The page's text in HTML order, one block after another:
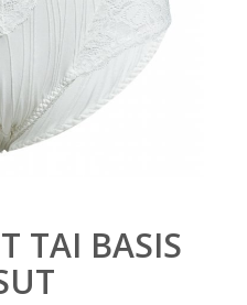
TAI BASIS